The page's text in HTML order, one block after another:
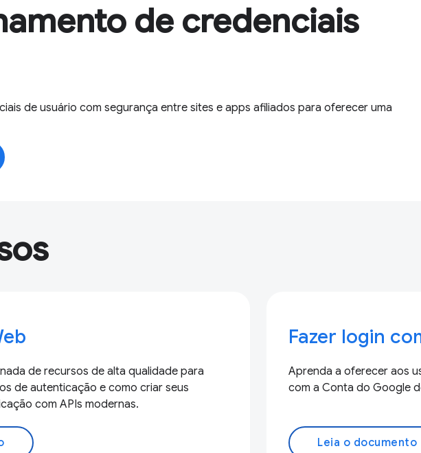
de credenciais
de usuário com segurança entre sites e apps afiliados para oferecer uma
de recursos de alta qualidade para
de autenticação e como criar seus
com APIs modernas.
Fazer login
Aprenda a oferecer aos
com a Conta do Google
Leia o documento